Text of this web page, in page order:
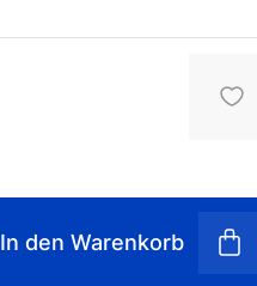
In den Warenkorb